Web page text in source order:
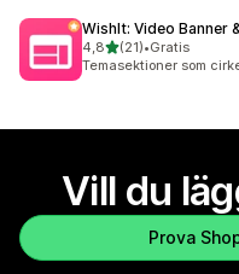
WishIt: Video Banner
4,8av 5 stjärnor
(21)
21 recensioner totalt
•Gratis
Temasektioner som
Vill du
Prova